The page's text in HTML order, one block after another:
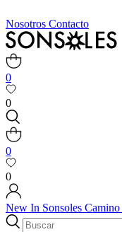
Nosotros Contacto
0
0
0
0
New In Sonsoles Camino